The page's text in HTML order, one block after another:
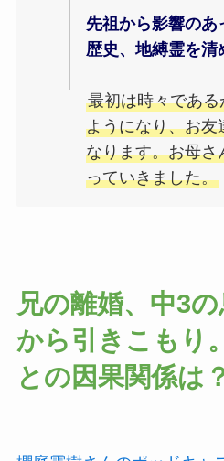
先祖から影響の
歴史、地縛霊を清
最初は時々であ
ようになり、お友
なります。お母さ
っていきました。
兄の離婚、中3
から引きこもり
との因果関係は